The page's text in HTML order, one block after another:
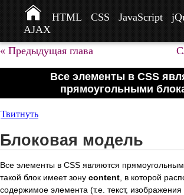
HTML CSS JavaScript
AJAX
« Предыдущая глава
Все элементы в CSS
прямоугольными
Твитнуть
Блоковая модель
Все элементы в CSS являются
такой блок имеет зону content , в которой
содержимое элемента (т.е. текст, изображения